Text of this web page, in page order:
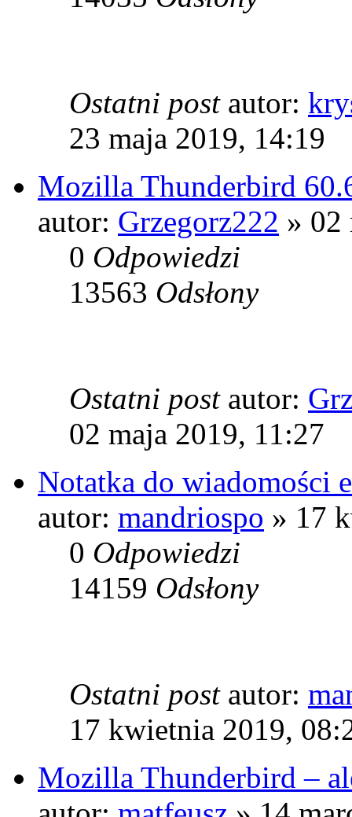
Ostatni post autor:
23 maja 2019, 14:19
Mozilla Thunderbird
autor: Grzegorz222 » 02
0 Odpowiedzi
13563 Odsłony
Ostatni post autor:
02 maja 2019, 11:27
Notatka do wiadomości
autor: mandriospo » 17
0 Odpowiedzi
14159 Odsłony
Ostatni post autor:
17 kwietnia 2019,
Mozilla Thunderbird –